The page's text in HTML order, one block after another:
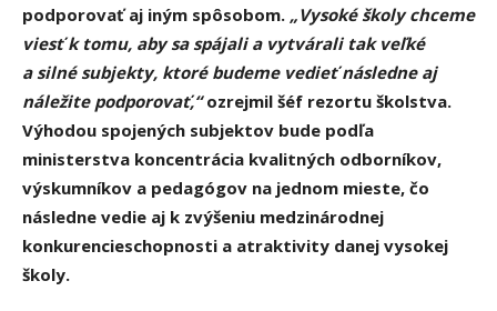
podporovať aj iným spôsobom. „Vysoké školy chceme
viesť k tomu, aby sa spájali a vytvárali tak veľké
a silné subjekty, ktoré budeme vedieť následne aj
náležite podporovať,“ozrejmil šéf rezortu školstva.
Výhodou spojených subjektov bude podľa
ministerstva koncentrácia kvalitných odborníkov,
výskumníkov a pedagógov na jednom mieste, čo
následne vedie aj k zvýšeniu medzinárodnej
konkurencieschopnosti a atraktivity danej vysokej
školy.